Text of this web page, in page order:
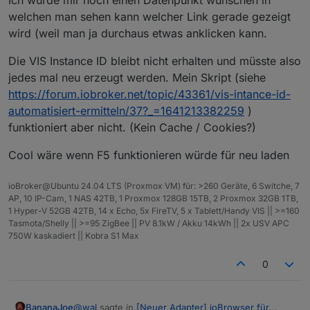
Programme mit Schaltern ausführen z.B
C:\ClickMonitorDDC\ClickMonitorDDC_7_2.exe b 100
Text Nachrichten
Audiofile abspielen
Komplettpaket
wioBrowser32/64 v3.0.1
Programiersprache Delphi
Update:
wioBrowser ältere Versionen
Windows NoWeb 1.1.4
wioNoWeb32 1.1.5
Unter
Einstellungen/Barrierefreiheit/Tastatur/Bildschirmtasta
tur einschalten.
Die wioBrowser.zip entpacken und an einen
Wird der Sip Client benutzt, im Unterordner tSip die
Tutorial über das senden von Messagesvom User
@hydrotec
welchen man sehen kann welcher Link gerade gezeigt
wird (weil man ja durchaus etwas anklicken kann.
Die VIS Instance ID bleibt nicht erhalten und müsste also
jedes mal neu erzeugt werden. Mein Skript (siehe
https://forum.iobroker.net/topic/43361/vis-intance-id-
automatisiert-ermitteln/37?_=1641213382259 )
funktioniert aber nicht. (Kein Cache / Cookies?)
Cool wäre wenn F5 funktionieren würde für neu laden
ioBroker@Ubuntu 24.04 LTS (Proxmox VM) für: >260 Geräte, 6 Switche, 7
AP, 10 IP-Cam, 1 NAS 42TB, 1 Proxmox 128GB 15TB, 2 Proxmox 32GB 1TB,
1 Hyper-V 52GB 42TB, 14 x Echo, 5x FireTV, 5 x Tablett/Handy VIS || >=160
Tasmota/Shelly || >=95 ZigBee || PV 8.1kW / Akku 14kWh || 2x USV APC
750W kaskadiert || Kobra S1 Max
0
BananaJoe@wal sagte in [Neuer Adapter] ioBrowser für